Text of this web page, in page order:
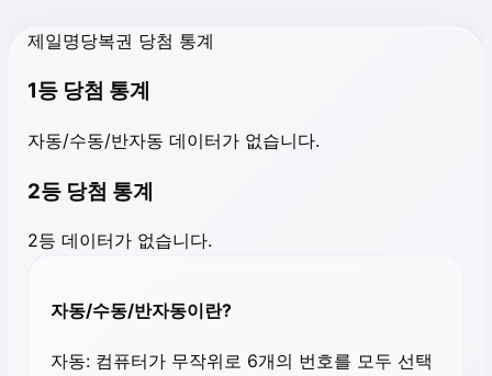
제일명당복권 당첨 통계
1등 당첨 통계
자동/수동/반자동 데이터가 없습니다.
2등 당첨 통계
2등 데이터가 없습니다.
자동/수동/반자동이란?
자동: 컴퓨터가 무작위로 6개의 번호를 모두 선택